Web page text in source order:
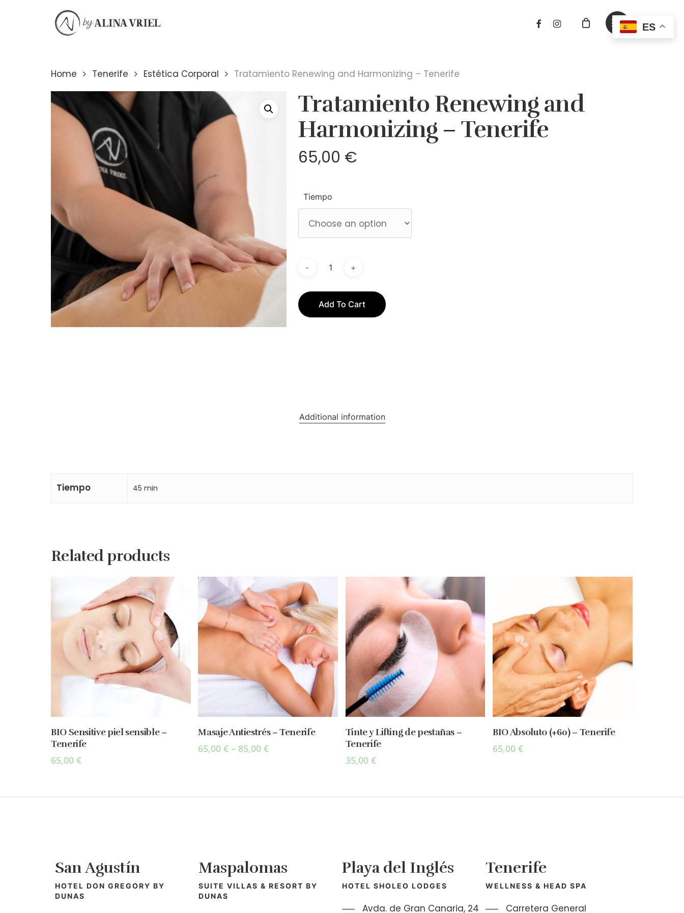
Menu
FACEBOOKINSTAGRAM
Home Tenerife Estética Corporal Tratamiento Renewing and Harmonizing – Tenerife
Tratamiento Renewing and
Harmonizing – Tenerife
65,00 €
Tiempo
Add To Cart
Additional information
Tiempo 45 min
Related products
Select Options
BIO Sensitive piel sensible –
Tenerife
65,00 €
Select Options
Masaje Antiestrés – Tenerife
65,00€ – 85,00€
Select Options
Tinte y Lifting de pestañas –
Tenerife
35,00 €
Select Options
BIO Absoluto (+60) – Tenerife
65,00€
San Agustín
HOTEL DON GREGORY BY
DUNAS
Maspalomas
SUITE VILLAS & RESORT BY
DUNAS
Playa del Inglés
HOTEL SHOLEO LODGES
Avda. de Gran Canaria, 24
Tenerife
WELLNESS & HEAD SPA
Carretera General
ES